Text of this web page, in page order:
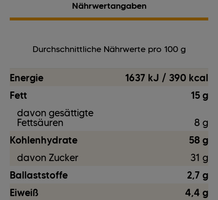
Nährwertangaben
Durchschnittliche Nährwerte pro 100 g
Energie
1637 kJ / 390 kcal
Fett
15 g
davon gesättigte
Fettsäuren
8 g
Kohlenhydrate
58 g
davon Zucker
31 g
Ballaststoffe
2,7 g
Eiweiß
4,4 g